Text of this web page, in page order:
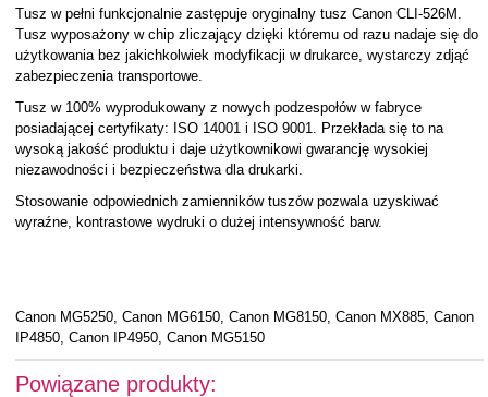
Tusz w pełni funkcjonalnie zastępuje oryginalny tusz Canon CLI-526M.
Tusz wyposażony w chip zliczający dzięki któremu od razu nadaje się do
użytkowania bez jakichkolwiek modyfikacji w drukarce, wystarczy zdjąć
zabezpieczenia transportowe.
Tusz w 100% wyprodukowany z nowych podzespołów w fabryce
posiadającej certyfikaty: ISO 14001 i ISO 9001. Przekłada się to na
wysoką jakość produktu i daje użytkownikowi gwarancję wysokiej
niezawodności i bezpieczeństwa dla drukarki.
Stosowanie odpowiednich zamienników tuszów pozwala uzyskiwać
wyraźne, kontrastowe wydruki o dużej intensywność barw.
Canon MG5250, Canon MG6150, Canon MG8150, Canon MX885, Canon
IP4850, Canon IP4950, Canon MG5150
Powiązane produkty: